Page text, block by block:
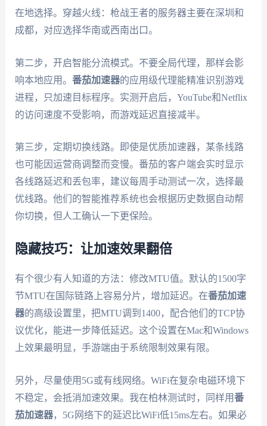
在地选择。穿越火线：枪战王者的服务器主要在深圳和
成都，对应选择华南或西南出口。
第二步，开启智能分流模式。不要全局代理，那样会影
响本地应用。 番茄加速器的应用级代理能精准识别游戏
进程，只加速目标程序。实测开启后，YouTube和Netflix
的访问速度不受影响，而游戏延迟直接减半。
第三步，定期切换线路。即使是优质加速器，某条线路
也可能因运营商调整而变慢。番茄的客户端会实时显示
各线路延迟和丢包率，建议每周手动测试一次，选择最
优线路。他们的智能推荐系统也会根据历史数据自动帮
你切换，但人工确认一下更保险。
隐藏技巧：让加速效果翻倍
有个很少有人知道的方法：修改MTU值。默认的1500字
节MTU在国际链路上容易分片，增加延迟。在番茄加速
器的高级设置里，把MTU调到1400，配合他们的TCP协
议优化，能进一步降低延迟。这个设置在Mac和Windows
上效果最明显，手游端由于系统限制效果有限。
另外，尽量使用5G或有线网络。WiFi在复杂电磁环境下
不稳定，会抵消加速效果。我在柏林测试时，同样用番
茄加速器，5G网络下的延迟比WiFi低15ms左右。如果必